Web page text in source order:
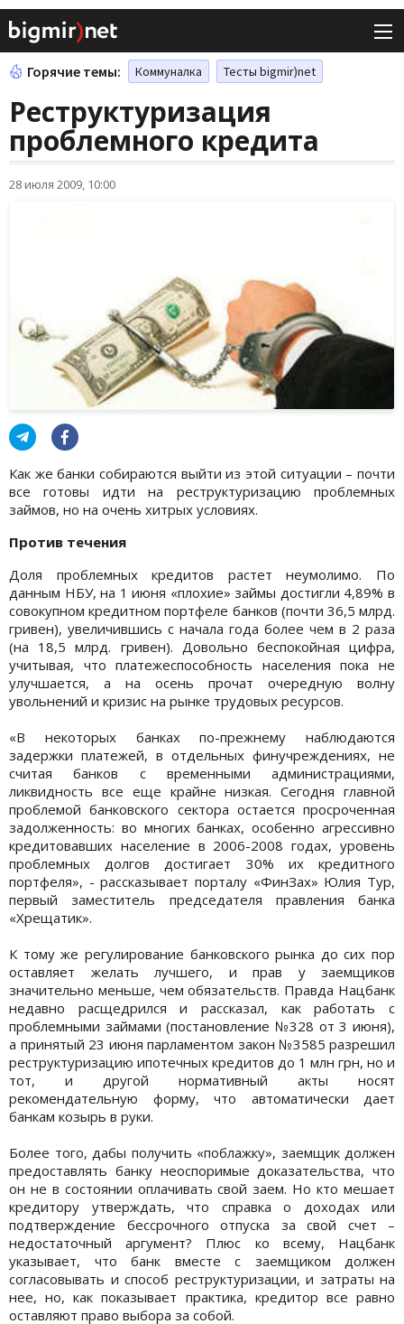
Горячие темы: Коммуналка Тесты bigmir)net
Реструктуризация
проблемного кредита
28 июля 2009, 10:00
Как же банки собираются выйти из этой ситуации – почти
все готовы идти на реструктуризацию проблемных
займов, но на очень хитрых условиях.
Против течения
Доля проблемных кредитов растет неумолимо. По
данным НБУ, на 1 июня «плохие» займы достигли 4,89% в
совокупном кредитном портфеле банков (почти 36,5 млрд.
гривен), увеличившись с начала года более чем в 2 раза
(на 18,5 млрд. гривен). Довольно беспокойная цифра,
учитывая, что платежеспособность населения пока не
улучшается, а на осень прочат очередную волну
увольнений и кризис на рынке трудовых ресурсов.
«В некоторых банках по-прежнему наблюдаются
задержки платежей, в отдельных финучреждениях, не
считая банков с временными администрациями,
ликвидность все еще крайне низкая. Сегодня главной
проблемой банковского сектора остается просроченная
задолженность: во многих банках, особенно агрессивно
кредитовавших население в 2006-2008 годах, уровень
проблемных долгов достигает 30% их кредитного
портфеля», - рассказывает порталу «ФинЗах» Юлия Тур,
первый заместитель председателя правления банка
«Хрещатик».
К тому же регулирование банковского рынка до сих пор
оставляет желать лучшего, и прав у заемщиков
значительно меньше, чем обязательств. Правда Нацбанк
недавно расщедрился и рассказал, как работать с
проблемными займами (постановление №328 от 3 июня),
а принятый 23 июня парламентом закон №3585 разрешил
реструктуризацию ипотечных кредитов до 1 млн грн, но и
тот, и другой нормативный акты носят
рекомендательную форму, что автоматически дает
банкам козырь в руки.
Более того, дабы получить «поблажку», заемщик должен
предоставлять банку неоспоримые доказательства, что
он не в состоянии оплачивать свой заем. Но кто мешает
кредитору утверждать, что справка о доходах или
подтверждение бессрочного отпуска за свой счет –
недостаточный аргумент? Плюс ко всему, Нацбанк
указывает, что банк вместе с заемщиком должен
согласовывать и способ реструктуризации, и затраты на
нее, но, как показывает практика, кредитор все равно
оставляют право выбора за собой.